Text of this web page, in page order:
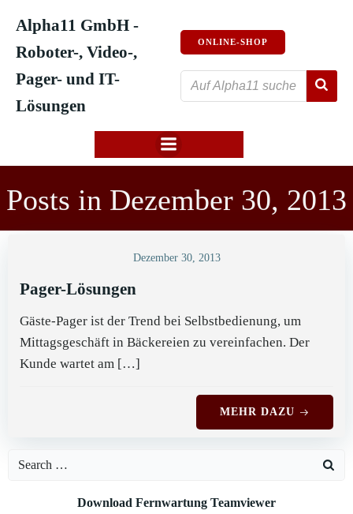
Inhalt
springen
Alpha11 GmbH -
Roboter-, Video-,
Pager- und IT-
Lösungen
ONLINE-SHOP
Posts in Dezember 30, 2013
Dezember 30, 2013
Pager-Lösungen
Gäste-Pager ist der Trend bei Selbstbedienung, um
Mittagsgeschäft in Bäckereien zu vereinfachen. Der
Kunde wartet am […]
MEHR DAZU
Search
Download Fernwartung Teamviewer